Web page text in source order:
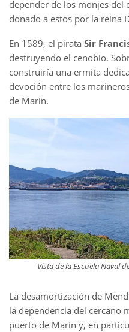
depender de los monjes del
donado a estos por la reina
En 1589, el pirata Sir
destruyendo el cenobio.
construiría una ermita
devoción entre los
de Marín.
Vista de la Escuela Naval
La desamortización de
la dependencia del cercano
puerto de Marín y, en